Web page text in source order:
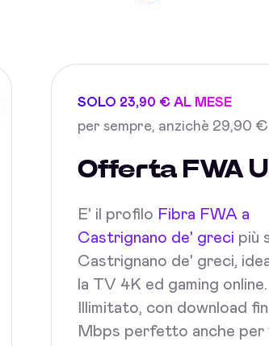
SOLO 23,90 € AL MESE
per sempre, anzichè 29,90 €
Offerta FWA
E' il profilo Fibra FWA a
Castrignano de' greci più
Castrignano de' greci,
la TV 4K ed gaming online.
Illimitato, con download
Mbps perfetto anche per